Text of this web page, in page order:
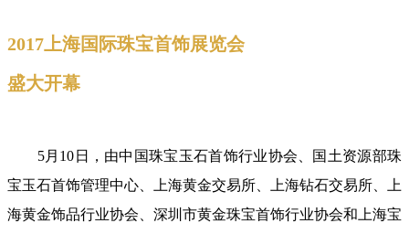
2017上海国际珠宝首饰展览会
盛大开幕
5月10日，由中国珠宝玉石首饰行业协会、国土资源部珠
宝玉石首饰管理中心、上海黄金交易所、上海钻石交易所、上
海黄金饰品行业协会、深圳市黄金珠宝首饰行业协会和上海宝